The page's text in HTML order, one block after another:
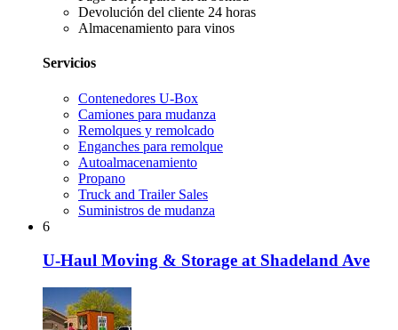
Devolución del cliente 24 horas
Almacenamiento para vinos
Servicios
Contenedores U-Box
Camiones para mudanza
Remolques y remolcado
Enganches para remolque
Autoalmacenamiento
Propano
Truck and Trailer Sales
Suministros de mudanza
6
U-Haul Moving & Storage at Shadeland Ave